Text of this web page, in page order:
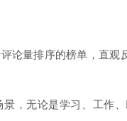
论量排序的榜单，直
，无论是学习、工作